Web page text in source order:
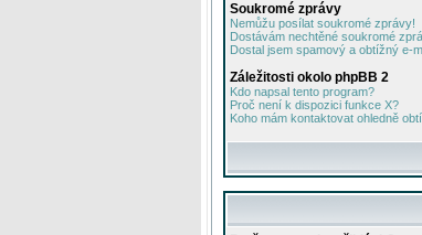
Soukromé zprávy
Nemůžu posílat soukromé zprávy!
Dostávám nechtěné soukromé
Dostal jsem spamový a obtížný e-
Záležitosti okolo phpBB 2
Kdo napsal tento program?
Proč není k dispozici funkce X?
Koho mám kontaktovat ohledně